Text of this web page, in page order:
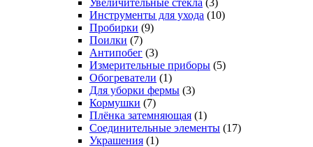
Инструменты для ухода (10)
Пробирки (9)
Поилки (7)
Антипобег (3)
Измерительные приборы (5)
Обогреватели (1)
Для уборки фермы (3)
Кормушки (7)
Плёнка затемняющая (1)
Соединительные элементы (17)
Украшения (1)